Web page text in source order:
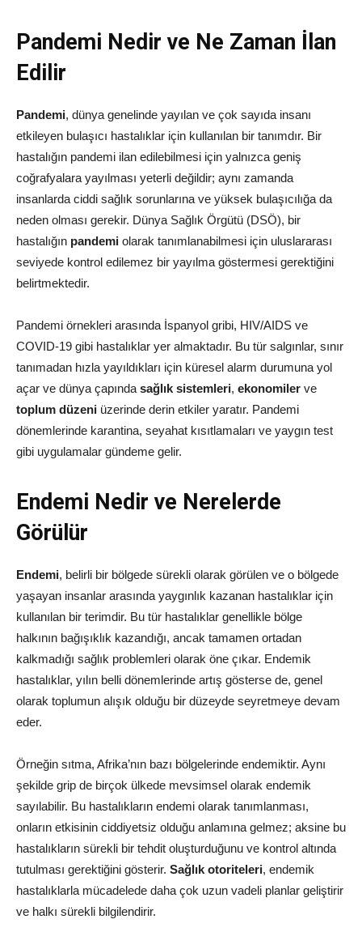
Pandemi Nedir ve Ne Zaman İlan
Edilir
Pandemi, dünya genelinde yayılan ve çok sayıda insanı
etkileyen bulaşıcı hastalıklar için kullanılan bir tanımdır. Bir
hastalığın pandemi ilan edilebilmesi için yalnızca geniş
coğrafyalara yayılması yeterli değildir; aynı zamanda
insanlarda ciddi sağlık sorunlarına ve yüksek bulaşıcılığa da
neden olması gerekir. Dünya Sağlık Örgütü (DSÖ), bir
hastalığın pandemi olarak tanımlanabilmesi için uluslararası
seviyede kontrol edilemez bir yayılma göstermesi gerektiğini
belirtmektedir.
Pandemi örnekleri arasında İspanyol gribi, HIV/AIDS ve
COVID-19 gibi hastalıklar yer almaktadır. Bu tür salgınlar, sınır
tanımadan hızla yayıldıkları için küresel alarm durumuna yol
açar ve dünya çapında sağlık sistemleri, ekonomiler ve
toplum düzeni üzerinde derin etkiler yaratır. Pandemi
dönemlerinde karantina, seyahat kısıtlamaları ve yaygın test
gibi uygulamalar gündeme gelir.
Endemi Nedir ve Nerelerde
Görülür
Endemi, belirli bir bölgede sürekli olarak görülen ve o bölgede
yaşayan insanlar arasında yaygınlık kazanan hastalıklar için
kullanılan bir terimdir. Bu tür hastalıklar genellikle bölge
halkının bağışıklık kazandığı, ancak tamamen ortadan
kalkmadığı sağlık problemleri olarak öne çıkar. Endemik
hastalıklar, yılın belli dönemlerinde artış gösterse de, genel
olarak toplumun alışık olduğu bir düzeyde seyretmeye devam
eder.
Örneğin sıtma, Afrika’nın bazı bölgelerinde endemiktir. Aynı
şekilde grip de birçok ülkede mevsimsel olarak endemik
sayılabilir. Bu hastalıkların endemi olarak tanımlanması,
onların etkisinin ciddiyetsiz olduğu anlamına gelmez; aksine bu
hastalıkların sürekli bir tehdit oluşturduğunu ve kontrol altında
tutulması gerektiğini gösterir. Sağlık otoriteleri, endemik
hastalıklarla mücadelede daha çok uzun vadeli planlar geliştirir
ve halkı sürekli bilgilendirir.